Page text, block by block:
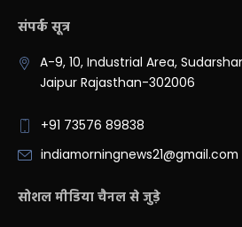
संपर्क सूत्र
A-9, 10, Industrial Area,
Jaipur Rajasthan-302006
+91 73576 89838
indiamorningnews21@gmail.com
सोशल मीडिया चैनल से जुड़े